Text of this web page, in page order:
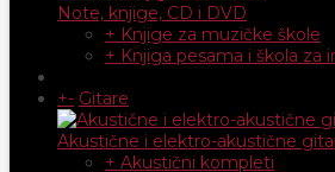
Note, knjige, CD i DVD
+ Knjige za muzičke škole
+ Knjiga pesama i škola za
+- Gitare
Akustične i elektro-akustične
+ Akustični kompleti